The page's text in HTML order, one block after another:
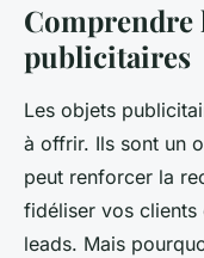
Comprendre
publicitaires
Les objets
à offrir. Ils sont un
peut renforcer la
fidéliser vos clients
leads. Mais